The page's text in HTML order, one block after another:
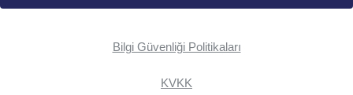
Bilgi Güvenliği Politikaları
KVKK